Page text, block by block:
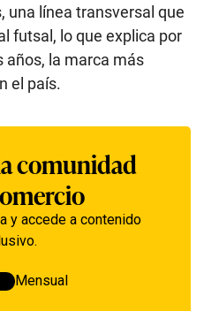
una línea transversal que
futsal, lo que explica por
años, la marca más
el país.